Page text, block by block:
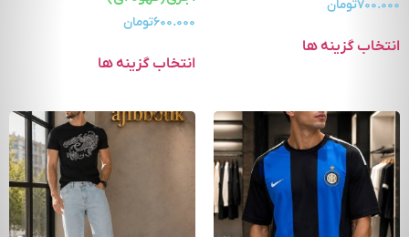
۷۰۰.۰۰۰تومان
انتخاب گزینه ها
۶۰۰.۰۰۰تومان
انتخاب گزینه ها